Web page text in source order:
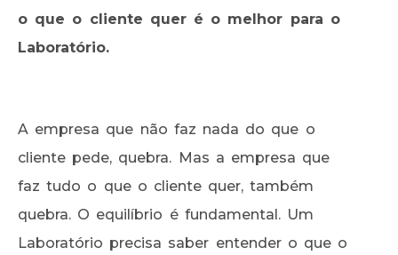
o que o cliente quer é o melhor para o
Laboratório.
A empresa que não faz nada do que o
cliente pede, quebra. Mas a empresa que
faz tudo o que o cliente quer, também
quebra. O equilíbrio é fundamental. Um
Laboratório precisa saber entender o que o